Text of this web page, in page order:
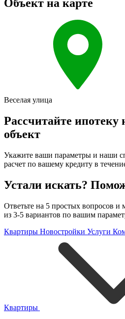
Объект на карте
Веселая улица
Рассчитайте
объект
Укажите ваши параметры и наши
расчет по вашему кредиту в
Устали искать?
Ответьте на 5 простых вопросов
из 3-5 вариантов по вашим
Квартиры Новостройки Услуги
Квартиры